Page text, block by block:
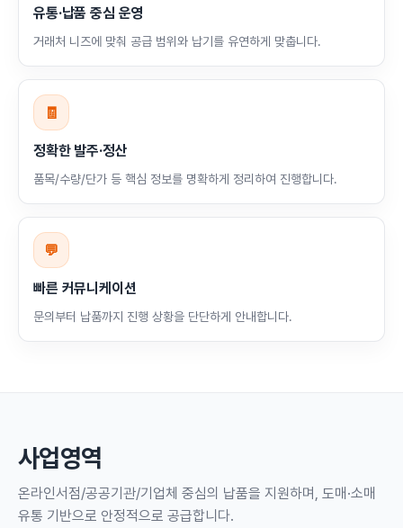
유통·납품 중심 운영
거래처 니즈에 맞춰 공급 범위와 납기를 유연하게 맞춥니다.
🧾
정확한 발주·정산
품목/수량/단가 등 핵심 정보를 명확하게 정리하여 진행합니다.
💬
빠른 커뮤니케이션
문의부터 납품까지 진행 상황을 단단하게 안내합니다.
사업영역
온라인서점/공공기관/기업체 중심의 납품을 지원하며, 도매·소매
유통 기반으로 안정적으로 공급합니다.